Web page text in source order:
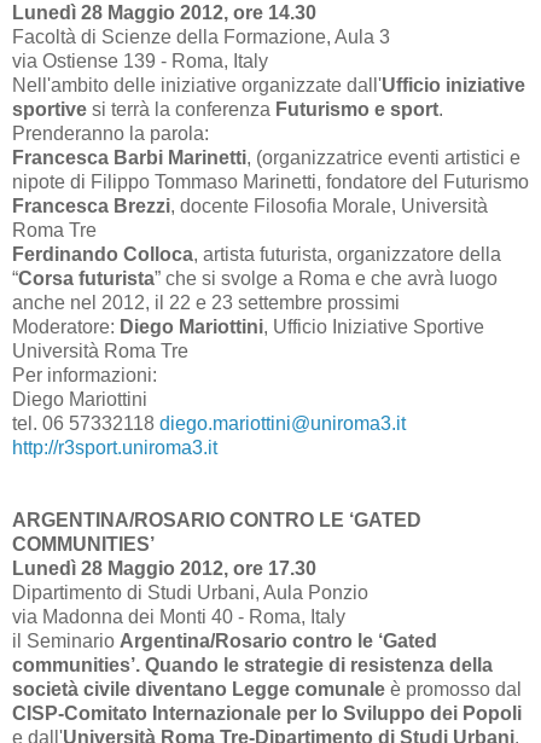
Lunedì 28 Maggio 2012, ore 14.30
Facoltà di Scienze della Formazione, Aula 3
via Ostiense 139 - Roma, Italy
Nell'ambito delle iniziative organizzate dall'Ufficio iniziative
sportive si terrà la conferenza Futurismo e sport.
Prenderanno la parola:
Francesca Barbi Marinetti, (organizzatrice eventi artistici e
nipote di Filippo Tommaso Marinetti, fondatore del Futurismo
Francesca Brezzi, docente Filosofia Morale, Università
Roma Tre
Ferdinando Colloca, artista futurista, organizzatore della
“Corsa futurista” che si svolge a Roma e che avrà luogo
anche nel 2012, il 22 e 23 settembre prossimi
Moderatore: Diego Mariottini, Ufficio Iniziative Sportive
Università Roma Tre
Per informazioni:
Diego Mariottini
tel. 06 57332118 diego.mariottini@uniroma3.it
http://r3sport.uniroma3.it
ARGENTINA/ROSARIO CONTRO LE ‘GATED
COMMUNITIES’
Lunedì 28 Maggio 2012, ore 17.30
Dipartimento di Studi Urbani, Aula Ponzio
via Madonna dei Monti 40 - Roma, Italy
il Seminario Argentina/Rosario contro le ‘Gated
communities’. Quando le strategie di resistenza della
società civile diventano Legge comunale è promosso dal
CISP-Comitato Internazionale per lo Sviluppo dei Popoli
e dall'Università Roma Tre-Dipartimento di Studi Urbani.